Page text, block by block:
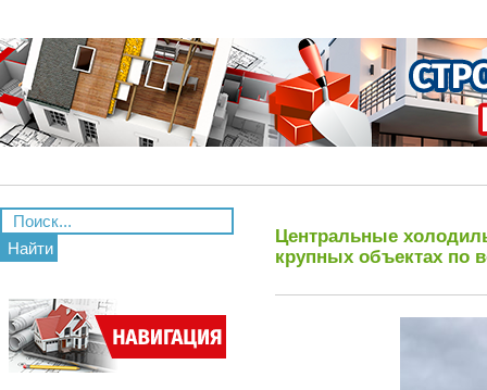
Найти
Центральные
крупных объектах по